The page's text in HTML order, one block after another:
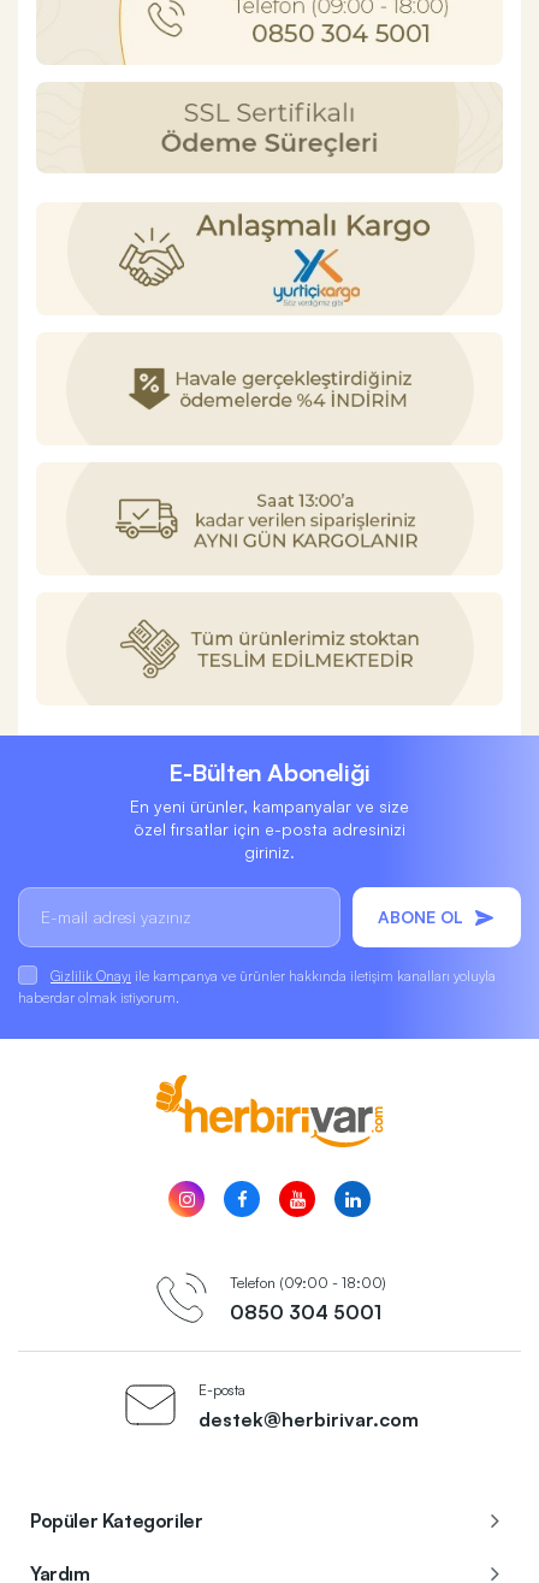
E-Bülten Aboneliği
En yeni ürünler, kampanyalar ve size
özel fırsatlar için e-posta adresinizi
giriniz.
ABONE OL
Gizlilik Onayı ile kampanya ve ürünler hakkında iletişim kanalları yoluyla
haberdar olmak istiyorum.
Telefon (09:00 - 18:00)
0850 304 5001
E-posta
destek@herbirivar.com
Popüler Kategoriler
Yardım